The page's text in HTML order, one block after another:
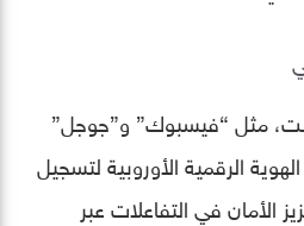
مثل “فيسبوك” و”جوجل”
الرقمية الأوروبية لتسجيل
الأمان في التفاعلات عبر